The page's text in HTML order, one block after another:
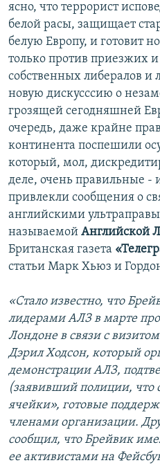
ясно, что террорист
белой расы, защищает
белую Европу, и готовит
только против приезжих
собственных либералов и
новую дискусссию о
грозящей сегодняшней
очередь, даже крайне
континента поспешили
который, мол,
деле, очень правильные
привлекли сообщения о
английскими
называемой Английской
Британская газета
статьи Марк Хьюз и
«Стало известно, что
лидерами АЛЗ в марте
Лондоне в связи с
Дэрил Ходсон, который
демонстрации АЛЗ,
(заявивший полиции, что
ячейки», готовые
членами организации.
сообщил, что Брейвик
ее активистами на